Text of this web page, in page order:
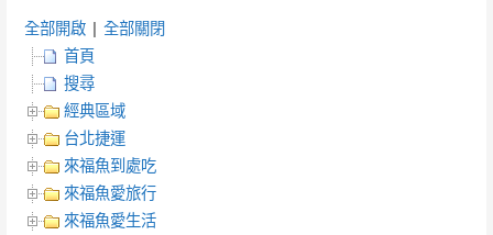
全部開啟 |全部關閉
首頁
搜尋
經典區域
台北捷運
來福魚到處吃
來福魚愛旅行
來福魚愛生活